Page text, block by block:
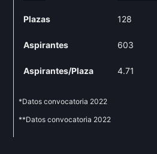
Plazas 128
Aspirantes 603
Aspirantes/Plaza 4.71
*Datos convocatoria 2022
**Datos convocatoria 2022